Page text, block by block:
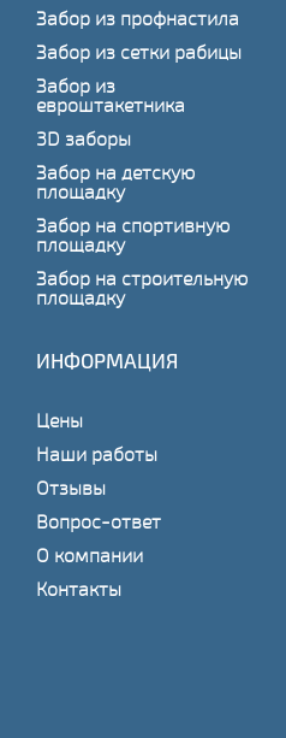
Забор из профнастила
Забор из сетки рабицы
Забор из
евроштакетника
3D заборы
Забор на детскую
площадку
Забор на спортивную
площадку
Забор на строительную
площадку
ИНФОРМАЦИЯ
Цены
Наши работы
Отзывы
Вопрос-ответ
О компании
Контакты